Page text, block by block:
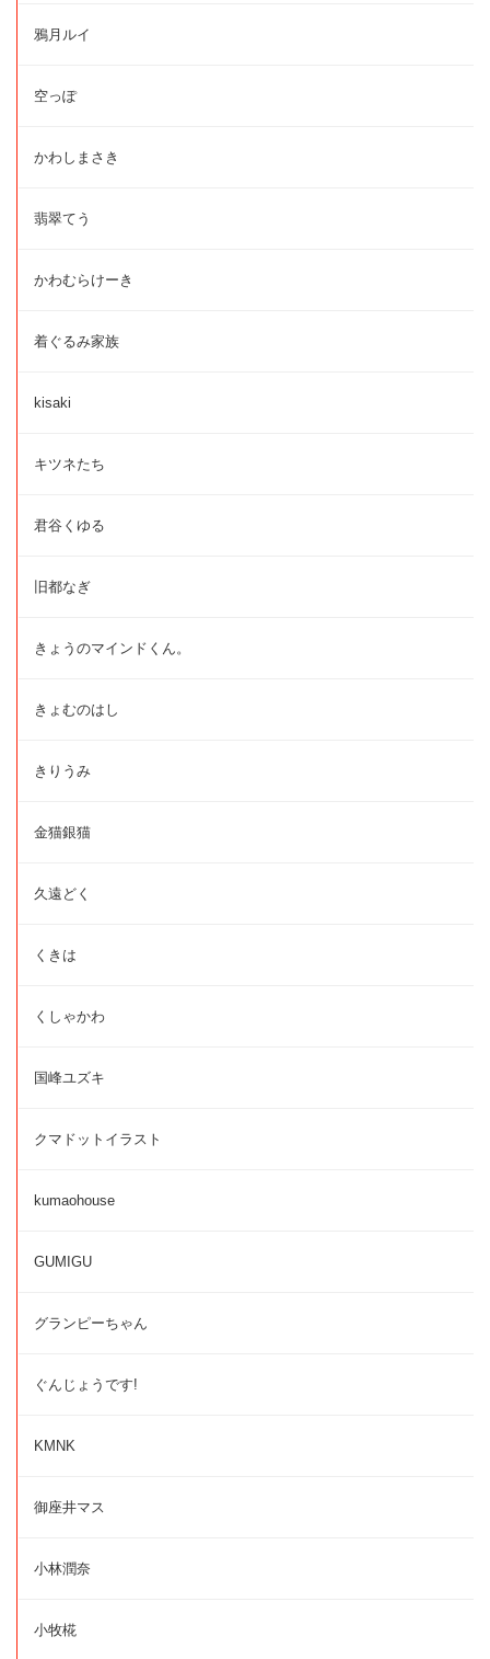
鴉月ルイ
空っぽ
かわしまさき
翡翠てう
かわむらけーき
着ぐるみ家族
kisaki
キツネたち
君谷くゆる
旧都なぎ
きょうのマインドくん。
きょむのはし
きりうみ
金猫銀猫
久遠どく
くきは
くしゃかわ
国峰ユズキ
クマドットイラスト
kumaohouse
GUMIGU
グランピーちゃん
ぐんじょうです!
KMNK
御座井マス
小林潤奈
小牧椛